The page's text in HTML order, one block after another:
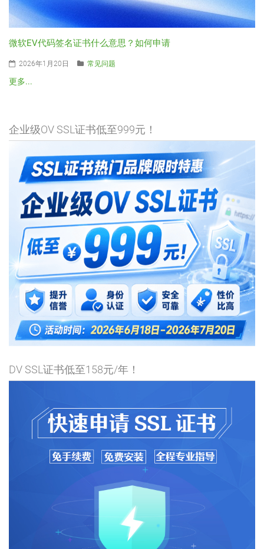
微软EV代码签名证书什么意思？如何申请
2026年1月20日 常见问题
更多...
企业级OV SSL证书低至999元！
DV SSL证书低至158元/年！